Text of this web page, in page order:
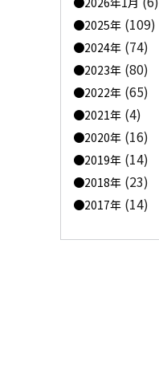
2025年 (109)
2024年 (74)
2023年 (80)
2022年 (65)
2021年 (4)
2020年 (16)
2019年 (14)
2018年 (23)
2017年 (14)